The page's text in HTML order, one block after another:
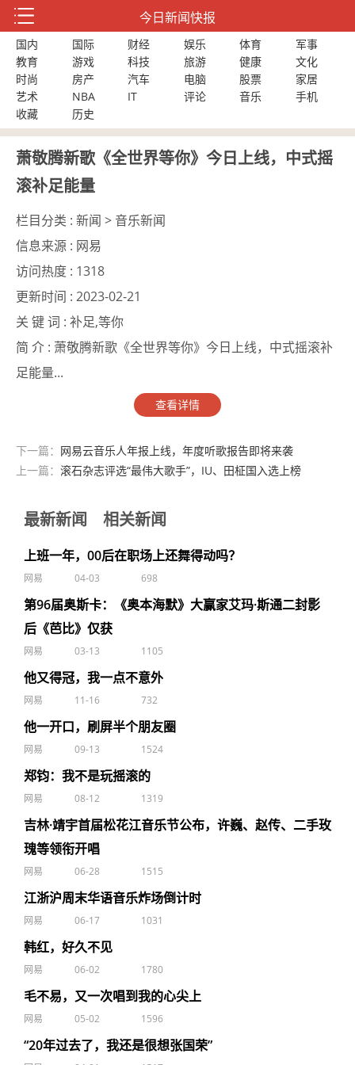
今日新闻快报
国内 国际 财经 娱乐 体育
军事
教育
游戏 科技 旅游 健康
文化
时尚
房产 汽车 电脑 股票
家居
艺术
NBA IT 评论 音乐
手机
收藏
历史
萧敬腾新歌《全世界等你》今日上线，中式摇
滚补足能量
栏目分类 : 新闻 > 音乐新闻
信息来源 : 网易
访问热度 : 1318
更新时间 : 2023-02-21
关 键 词 : 补足,等你
简 介 : 萧敬腾新歌《全世界等你》今日上线，中式摇滚补
足能量...
查看详情
下一篇： 网易云音乐人年报上线，年度听歌报告即将来袭
上一篇： 滚石杂志评选“最伟大歌手”，IU、田柾国入选上榜
最新新闻 相关新闻
上班一年，00后在职场上还舞得动吗？
网易 04-03 698
第96届奥斯卡：《奥本海默》大赢家艾玛·斯通二封影
后《芭比》仅获
网易 03-13 1105
他又得冠，我一点不意外
网易 11-16 732
他一开口，刷屏半个朋友圈
网易 09-13 1524
郑钧：我不是玩摇滚的
网易 08-12 1319
吉林·靖宇首届松花江音乐节公布，许巍、赵传、二手玫
瑰等领衔开唱
网易 06-28 1515
江浙沪周末华语音乐炸场倒计时
网易 06-17 1031
韩红，好久不见
网易 06-02 1780
毛不易，又一次唱到我的心尖上
网易 05-02 1596
“20年过去了，我还是很想张国荣”